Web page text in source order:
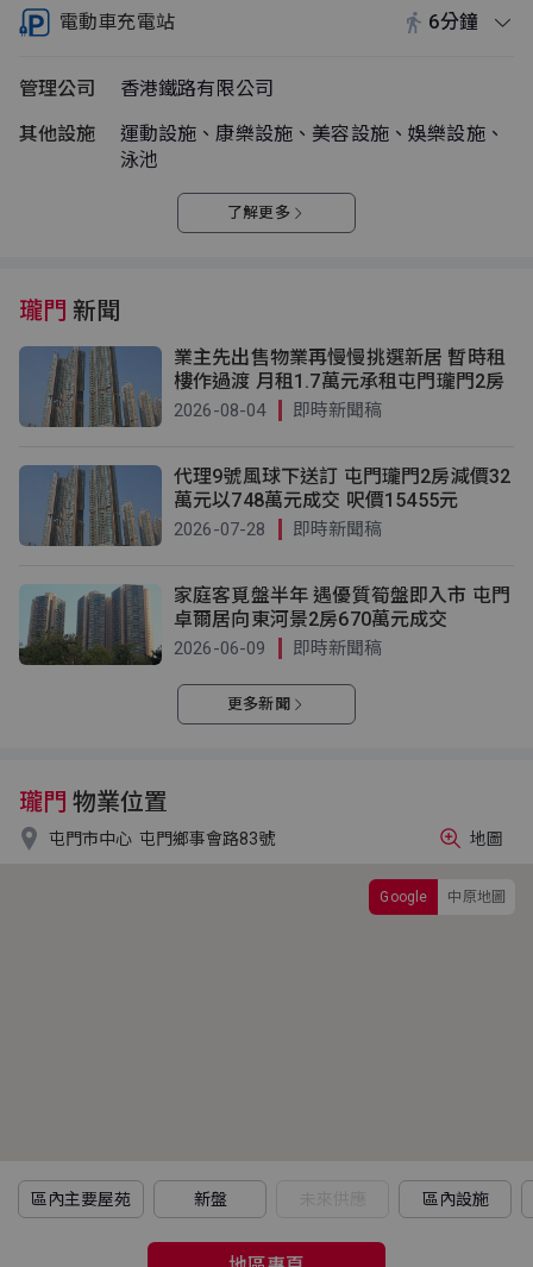
電動車充電站 6分鐘
管理公司
香港鐵路有限公司
其他設施
運動設施、康樂設施、美容設施、娛樂設施、
泳池
了解更多
瓏門 新聞
業主先出售物業再慢慢挑選新居 暫時租
樓作過渡 月租1.7萬元承租屯門瓏門2房
2026-08-04 即時新聞稿
代理9號風球下送訂 屯門瓏門2房減價32
萬元以748萬元成交 呎價15455元
2026-07-28 即時新聞稿
家庭客覓盤半年 遇優質筍盤即入市 屯門
卓爾居向東河景2房670萬元成交
2026-06-09 即時新聞稿
更多新聞
瓏門 物業位置
 屯門市中心 屯門鄉事會路83號
Google 中原地圖
地圖
區內主要屋苑 新盤 區內設施